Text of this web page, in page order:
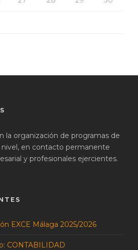
la organización de programas de
en contacto permanente
y profesionales ejercientes.
EXCE Málaga 2025/2026
CONTABILIDAD